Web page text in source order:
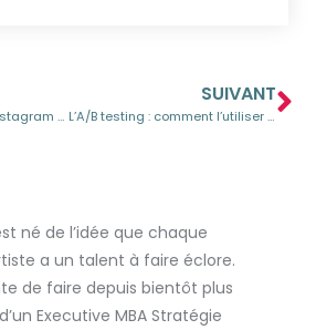
Comment gérer son Instagram quand on est une TPE PME ?
SUIVANT
L’A/B testing : comment l’utiliser pour une stratégie de contenu gagnante ?
né de l’idée que chaque
a un talent à faire éclore.
de faire depuis bientôt plus
Executive MBA Stratégie